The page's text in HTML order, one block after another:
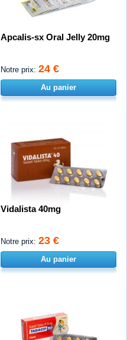
Apcalis-sx Oral Jelly 20mg
Notre prix: 24 €
Au panier
Vidalista 40mg
Notre prix: 23 €
Au panier